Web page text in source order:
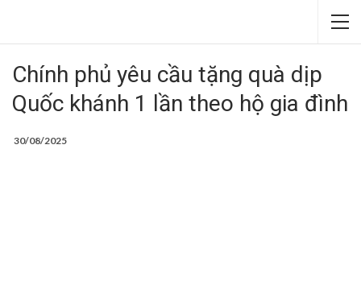
Chính phủ yêu cầu tặng quà dịp
Quốc khánh 1 lần theo hộ gia đình
30/08/2025